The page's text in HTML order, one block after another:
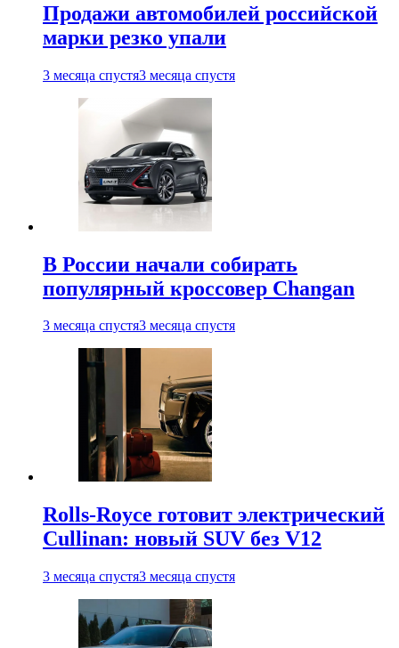
Продажи автомобилей российской
марки резко упали
3 месяца спустя3 месяца спустя
В России начали собирать
популярный кроссовер Changan
3 месяца спустя3 месяца спустя
Rolls-Royce готовит электрический
Cullinan: новый SUV без V12
3 месяца спустя3 месяца спустя